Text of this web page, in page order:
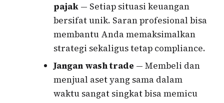
pajak— Setiap situasi keuangan
bersifat unik. Saran profesional bisa
membantu Anda memaksimalkan
strategi sekaligus tetap compliance.
Jangan wash trade — Membeli dan
menjual aset yang sama dalam
waktu sangat singkat bisa memicu